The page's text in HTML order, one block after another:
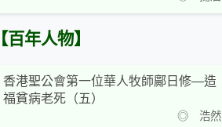
【百年人物】
香港聖公會第一位華人牧師鄺日修—造
福貧病老死（五）
◎ 浩然